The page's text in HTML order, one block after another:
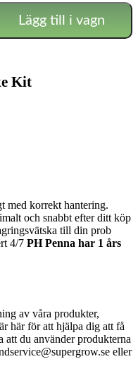
Lägg till i vagn
Kit
med korrekt hantering.
och snabbt efter ditt köp
till din prob
4/7 PH Penna har 1 års
av våra produkter,
här för att hjälpa dig att få
att du använder produkterna
eller